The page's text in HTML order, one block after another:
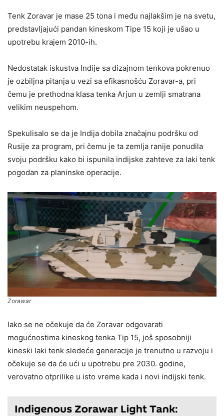
Tenk Zoravar je mase 25 tona i među najlakšim je na svetu,
predstavljajući pandan kineskom Tipe 15 koji je ušao u
upotrebu krajem 2010-ih.
Nedostatak iskustva Indije sa dizajnom tenkova pokrenuo
je ozbiljna pitanja u vezi sa efikasnošću Zoravar-a, pri
čemu je prethodna klasa tenka Arjun u zemlji smatrana
velikim neuspehom.
Spekulisalo se da je Indija dobila značajnu podršku od
Rusije za program, pri čemu je ta zemlja ranije ponudila
svoju podršku kako bi ispunila indijske zahteve za laki tenk
pogodan za planinske operacije.
Zorawar
Iako se ne očekuje da će Zoravar odgovarati
mogućnostima kineskog tenka Tip 15, još sposobniji
kineski laki tenk sledeće generacije je trenutno u razvoju i
očekuje se da će ući u upotrebu pre 2030. godine,
verovatno otprilike u isto vreme kada i novi indijski tenk.